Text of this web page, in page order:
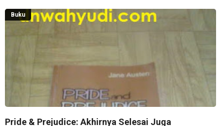
Pride & Prejudice: Akhirnya Selesai Juga
Buku